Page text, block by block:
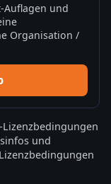
und
Organisation /
Lizenzbedingungen
und
Lizenzbedingungen